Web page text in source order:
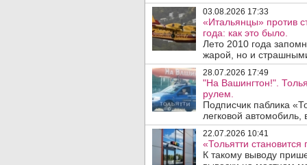
03.08.2026 17:33
«Итальянцы» против
года: как это было.
Лето 2010 года
жарой, но и
28.07.2026 17:49
"На Вашингтон!".
рулем.
Подписчик паблика
легковой автомобиль,
22.07.2026 10:41
«Тольятти
К такому выводу